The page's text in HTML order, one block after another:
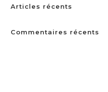
Articles récents
Commentaires récents